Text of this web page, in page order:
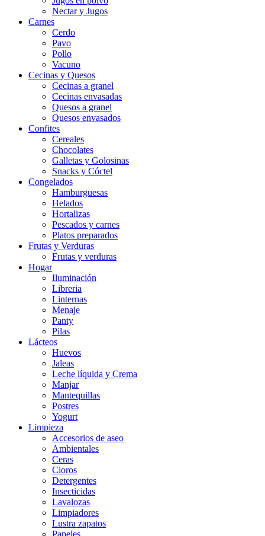
Nectar y Jugos
Carnes
Cerdo
Pavo
Pollo
Vacuno
Cecinas y Quesos
Cecinas a granel
Cecinas envasadas
Quesos a granel
Quesos envasados
Confites
Cereales
Chocolates
Galletas y Golosinas
Snacks y Cóctel
Congelados
Hamburguesas
Helados
Hortalizas
Pescados y carnes
Platos preparados
Frutas y Verduras
Frutas y verduras
Hogar
Iluminación
Libreria
Linternas
Menaje
Panty
Pilas
Lácteos
Huevos
Jaleas
Leche líquida y Crema
Manjar
Mantequillas
Postres
Yogurt
Limpieza
Accesorios de aseo
Ambientales
Ceras
Cloros
Detergentes
Insecticidas
Lavalozas
Limpiadores
Lustra zapatos
Papeles